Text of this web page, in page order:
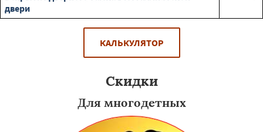
двери
КАЛЬКУЛЯТОР
Скидки
Для многодетных